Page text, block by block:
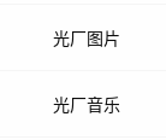
上传视频
光厂图片
上传图片
光厂音乐